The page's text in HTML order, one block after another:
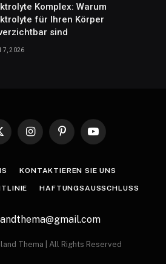
Komplex: Warum
für Ihren Körper
sind
7, 2026
InstagramPinterestYouTube
KONTAKTIEREN SIE UNS
HAFTUNGSAUSSCHLUSS
Thema | All Rights Reserved